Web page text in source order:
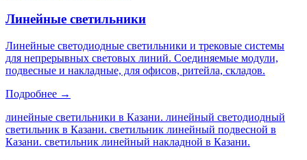
Линейные светильники
Линейные светодиодные светильники и трековые системы
для непрерывных световых линий. Соединяемые модули,
подвесные и накладные, для офисов, ритейла, складов.
Подробнее →
линейные светильники в Казани. линейный светодиодный
светильник в Казани. светильник линейный подвесной в
Казани. светильник линейный накладной в Казани.